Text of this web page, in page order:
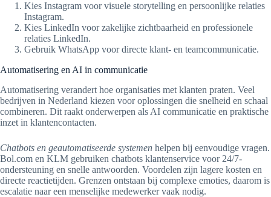
Kies Instagram voor visuele storytelling en persoonlijke relaties
Instagram.
Kies LinkedIn voor zakelijke zichtbaarheid en professionele
relaties LinkedIn.
Gebruik WhatsApp voor directe klant- en teamcommunicatie.
Automatisering en AI in communicatie
Automatisering verandert hoe organisaties met klanten praten. Veel
bedrijven in Nederland kiezen voor oplossingen die snelheid en schaal
combineren. Dit raakt onderwerpen als AI communicatie en praktische
inzet in klantencontacten.
Chatbots en geautomatiseerde systemen helpen bij eenvoudige vragen.
Bol.com en KLM gebruiken chatbots klantenservice voor 24/7-
ondersteuning en snelle antwoorden. Voordelen zijn lagere kosten en
directe reactietijden. Grenzen ontstaan bij complexe emoties, daarom is
escalatie naar een menselijke medewerker vaak nodig.